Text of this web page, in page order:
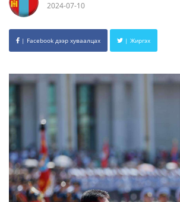
2024-07-10
| Facebook дээр хуваалцах | Жиргэх